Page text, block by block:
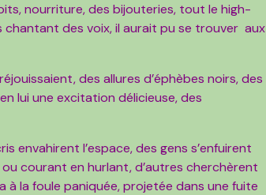
nourriture, des bijouteries, tout le high-
des voix, il aurait pu se trouver aux
des allures d’éphèbes noirs, des
lui une excitation délicieuse, des
envahirent l’espace, des gens s’enfuirent
courant en hurlant, d’autres cherchèrent
à la foule paniquée, projetée dans une fuite